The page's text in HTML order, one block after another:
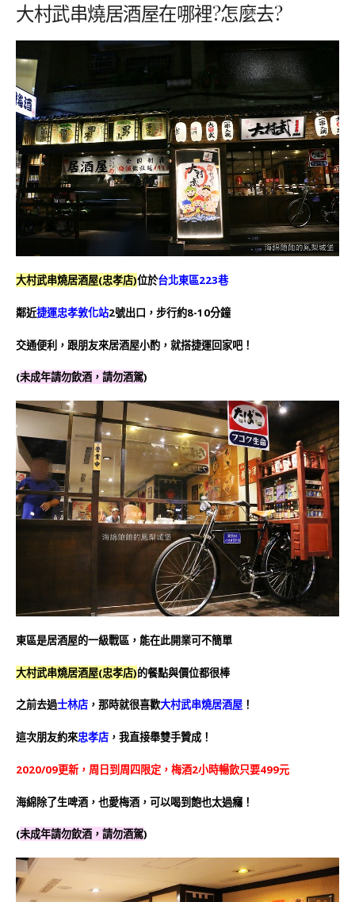
大村武串燒居酒屋在哪裡?怎麼去?
大村武串燒居酒屋(忠孝店)位於台北東區223巷
鄰近捷運忠孝敦化站2號出口，步行約8-10分鐘
交通便利，跟朋友來居酒屋小酌，就搭捷運回家吧！
(未成年請勿飲酒，請勿酒駕)
東區是居酒屋的一級戰區，能在此開業可不簡單
大村武串燒居酒屋(忠孝店)的餐點與價位都很棒
之前去過士林店 ，那時就很喜歡大村武串燒居酒屋 ！
這次朋友約來忠孝店 ，我直接舉雙手贊成！
2020/09更新，周日到周四限定，梅酒2小時暢飲只要499元
海綿除了生啤酒，也愛梅酒，可以喝到飽也太過癮！
(未成年請勿飲酒，請勿酒駕)